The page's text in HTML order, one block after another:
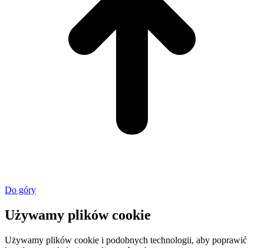
Do góry
Używamy plików cookie
Używamy plików cookie i podobnych technologii, aby poprawić